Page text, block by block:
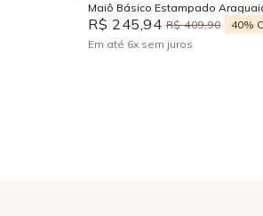
Maiô Básico Estampado
R$ 245,94 R$ 409,90 40%
Em até 6x sem juros